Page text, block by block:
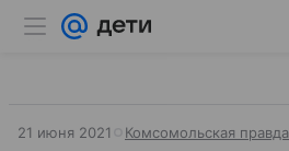
21 июня 2021 Комсомольская правда